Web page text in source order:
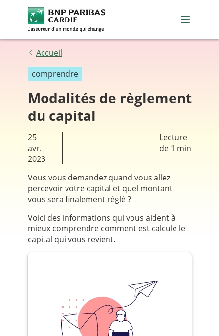
BNP Paribas Cardif (aller à
Menu
Accueil
comprendre
Modalités de règlement
du capital
25
avr.
2023
Lecture
de 1 min
Vous vous demandez quand vous allez
percevoir votre capital et quel montant
vous sera finalement réglé ?
Voici des informations qui vous aident à
mieux comprendre comment est calculé le
capital qui vous revient.